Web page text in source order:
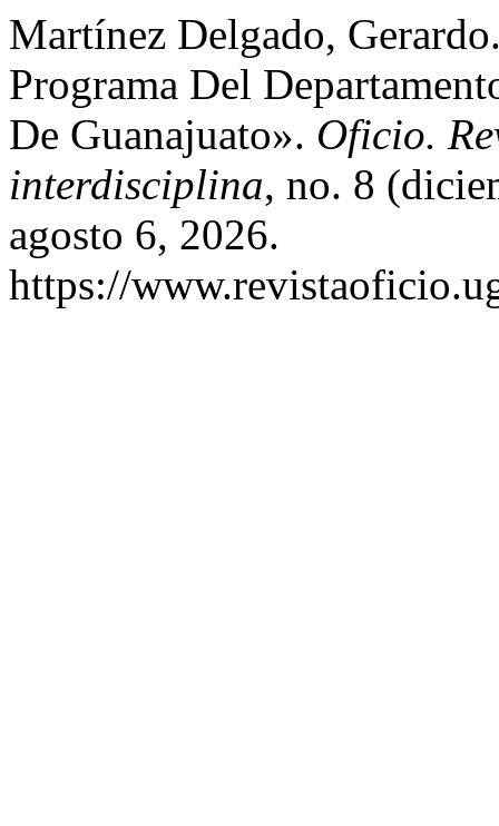
Martínez Delgado,
Programa Del
De Guanajuato». Oficio.
interdisciplina, no. 8
agosto 6, 2026.
https://